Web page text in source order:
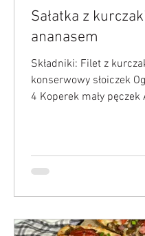
Sałatka z
ananasem
Składniki: Filet z
konserwowy słoiczek
4 Koperek mały pęczek